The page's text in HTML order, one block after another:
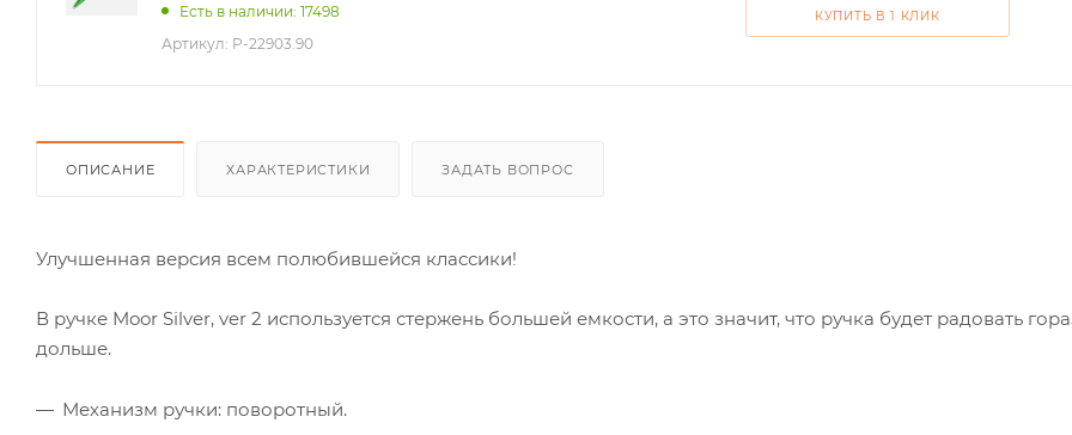
Есть в наличии: 17498
Артикул: P-22903.90
КУПИТЬ В 1 КЛИК
ОПИСАНИЕ ХАРАКТЕРИСТИКИ ЗАДАТЬ ВОПРОС
Улучшенная версия всем полюбившейся классики!
В ручке Moor Silver, ver 2 используется стержень большей емкости, а это значит, что ручка будет радовать
дольше.
Механизм ручки: поворотный.